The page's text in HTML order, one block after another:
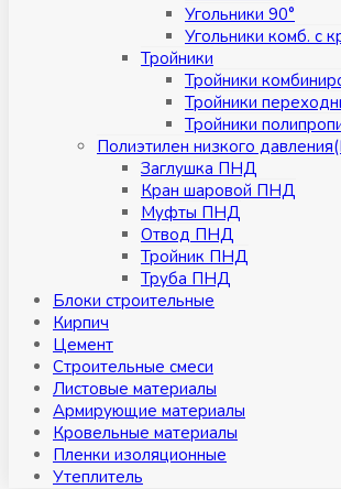
Угольники 90°
Угольники комб. с
Тройники
Тройники
Тройники
Тройники
Полиэтилен низкого
Заглушка ПНД
Кран шаровой ПНД
Муфты ПНД
Отвод ПНД
Тройник ПНД
Труба ПНД
Блоки строительные
Кирпич
Цемент
Строительные смеси
Листовые материалы
Армирующие материалы
Кровельные материалы
Пленки изоляционные
Утеплитель